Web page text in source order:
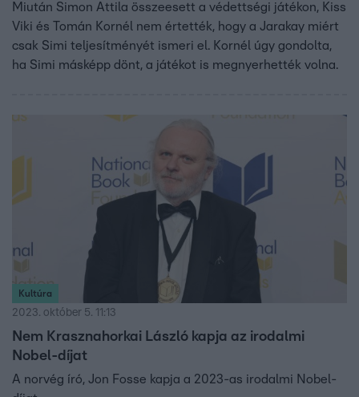
Miután Simon Attila összeesett a védettségi játékon, Kiss
Viki és Tomán Kornél nem értették, hogy a Jarakay miért
csak Simi teljesítményét ismeri el. Kornél úgy gondolta,
ha Simi másképp dönt, a játékot is megnyerhették volna.
Kultúra
2023. október 5. 11:13
Nem Krasznahorkai László kapja az irodalmi
Nobel-díjat
A norvég író, Jon Fosse kapja a 2023-as irodalmi Nobel-